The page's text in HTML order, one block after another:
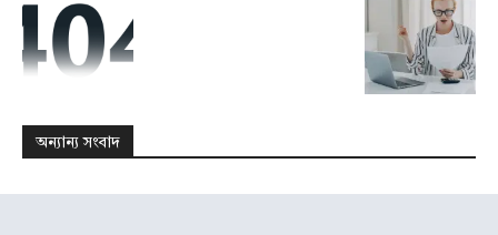
উপদেষ্টাঃ রহমত উল্লাহ রায়হান
কারিগরি তত্ত্বাবধান: আল রেজা রায়হান
উপদেষ্টাঃ রহমত উল্লাহ রায়হান
কারিগরি তত্ত্বাবধান: আল রেজা রায়হান
অন্যান্য সংবাদ